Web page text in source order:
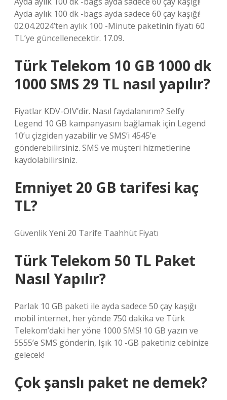
Ayda aylık 100 dk -bags ayda sadece 60 çay kaşığı!
02.04.2024’ten aylık 100 -Minute paketinin fiyatı 60
TL’ye güncellenecektir. 17.09.
Türk Telekom 10 GB 1000 dk
1000 SMS 29 TL nasıl yapılır?
Fiyatlar KDV-OIV’dir. Nasıl faydalanırım? Selfy
Legend 10 GB kampanyasını bağlamak için Legend
10’u çizgiden yazabilir ve SMS’i 4545’e
gönderebilirsiniz. SMS ve müşteri hizmetlerine
kaydolabilirsiniz.
Emniyet 20 GB tarifesi kaç
TL?
Güvenlik Yeni 20 Tarife Taahhüt Fiyatı
Türk Telekom 50 TL Paket
Nasıl Yapılır?
Parlak 10 GB paketi ile ayda sadece 50 çay kaşığı
mobil internet, her yönde 750 dakika ve Türk
Telekom’daki her yöne 1000 SMS! 10 GB yazın ve
5555’e SMS gönderin, Işık 10 -GB paketiniz cebinize
gelecek!
Çok şanslı paket ne demek?